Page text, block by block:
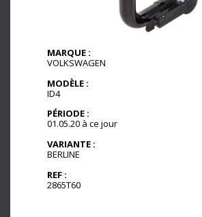
MARQUE :
VOLKSWAGEN
MODÈLE :
ID4
PÉRIODE :
01.05.20 à ce jour
VARIANTE :
BERLINE
REF :
2865T60